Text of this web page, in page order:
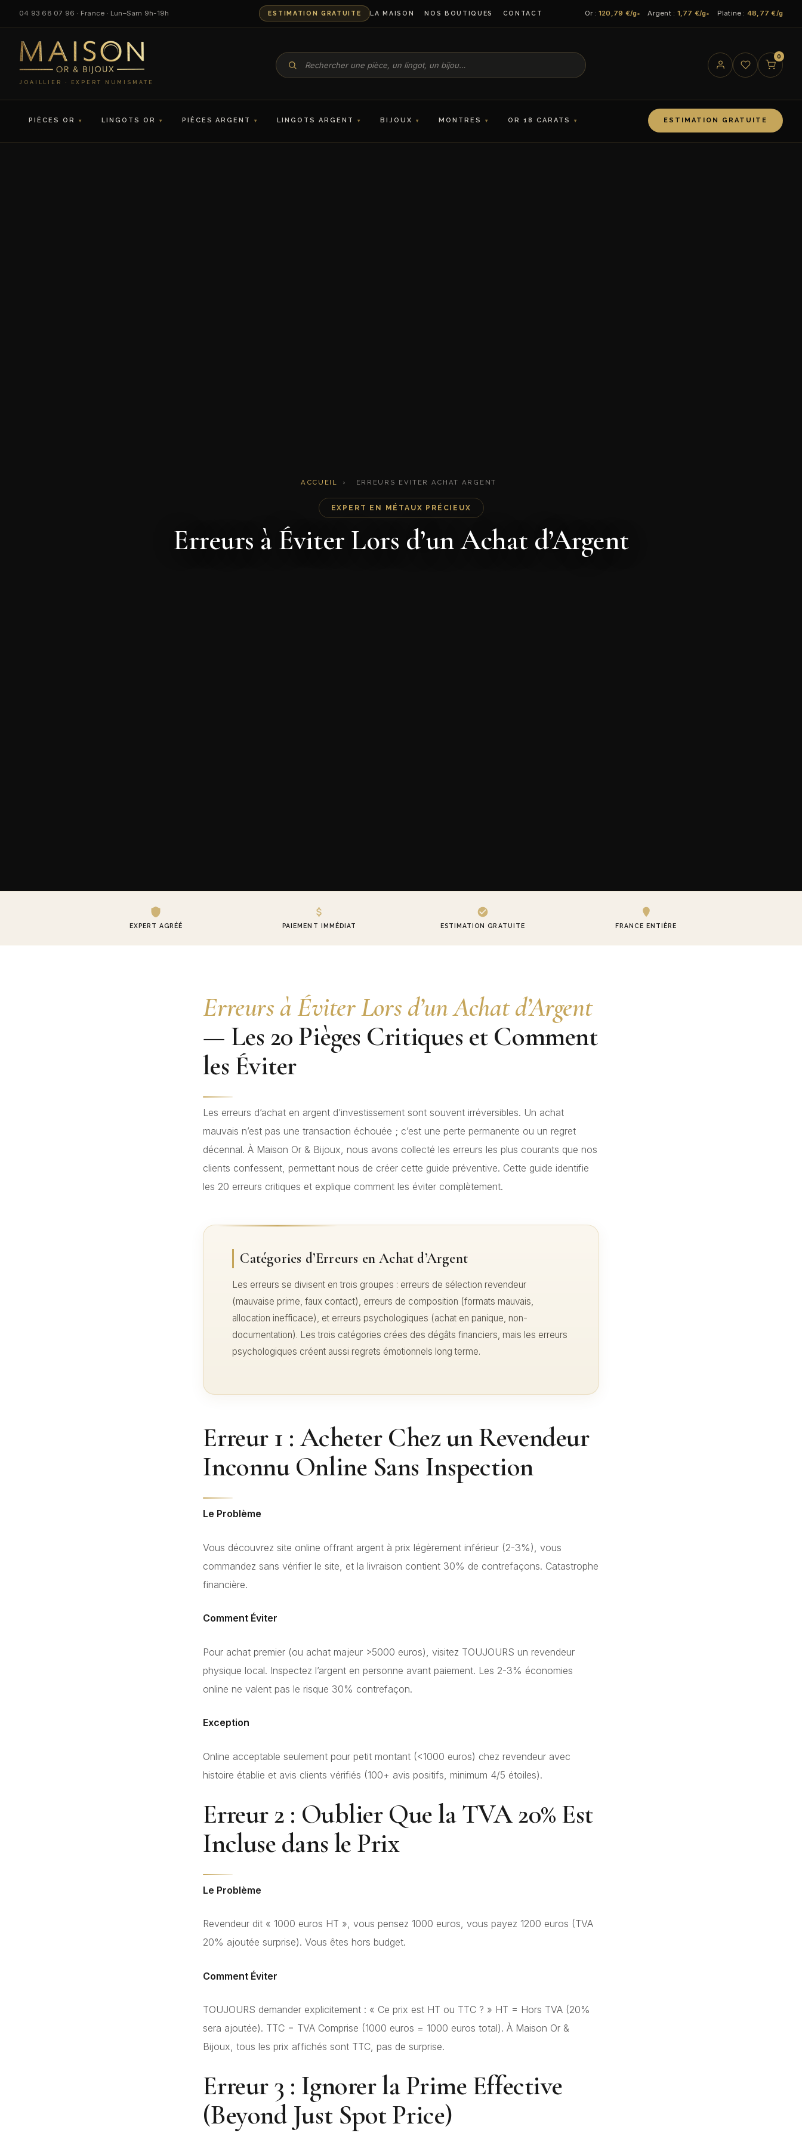
04 93 68 07 96 · France · Lun–Sam 9h-19h ESTIMATION GRATUITE LA MAISON NOS BOUTIQUES CONTACT Or : 120,79 €/g Argent : 1,77 €/g Platine : 48,77 €/g
JOAILLIER · EXPERT NUMISMATE
0
PIÈCES OR LINGOTS OR PIÈCES ARGENT LINGOTS ARGENT BIJOUX MONTRES OR 18 CARATS ESTIMATION GRATUITE
ACCUEIL › ERREURS EVITER ACHAT ARGENT
EXPERT EN MÉTAUX PRÉCIEUX
Erreurs à Éviter Lors d’un Achat d’Argent
EXPERT AGRÉÉ PAIEMENT IMMÉDIAT ESTIMATION GRATUITE FRANCE ENTIÈRE
Erreurs à Éviter Lors d’un Achat d’Argent
— Les 20 Pièges Critiques et Comment
les Éviter
Les erreurs d’achat en argent d’investissement sont souvent irréversibles. Un achat
mauvais n’est pas une transaction échouée ; c’est une perte permanente ou un regret
décennal. À Maison Or & Bijoux, nous avons collecté les erreurs les plus courants que nos
clients confessent, permettant nous de créer cette guide préventive. Cette guide identifie
les 20 erreurs critiques et explique comment les éviter complètement.
Catégories d’Erreurs en Achat d’Argent
Les erreurs se divisent en trois groupes : erreurs de sélection revendeur
(mauvaise prime, faux contact), erreurs de composition (formats mauvais,
allocation inefficace), et erreurs psychologiques (achat en panique, non-
documentation). Les trois catégories crées des dégâts financiers, mais les erreurs
psychologiques créent aussi regrets émotionnels long terme.
Erreur 1 : Acheter Chez un Revendeur
Inconnu Online Sans Inspection
Le Problème
Vous découvrez site online offrant argent à prix légèrement inférieur (2-3%), vous
commandez sans vérifier le site, et la livraison contient 30% de contrefaçons. Catastrophe
financière.
Comment Éviter
Pour achat premier (ou achat majeur >5000 euros), visitez TOUJOURS un revendeur
physique local. Inspectez l’argent en personne avant paiement. Les 2-3% économies
online ne valent pas le risque 30% contrefaçon.
Exception
Online acceptable seulement pour petit montant (<1000 euros) chez revendeur avec
histoire établie et avis clients vérifiés (100+ avis positifs, minimum 4/5 étoiles).
Erreur 2 : Oublier Que la TVA 20% Est
Incluse dans le Prix
Le Problème
Revendeur dit « 1000 euros HT », vous pensez 1000 euros, vous payez 1200 euros (TVA
20% ajoutée surprise). Vous êtes hors budget.
Comment Éviter
TOUJOURS demander explicitement : « Ce prix est HT ou TTC ? » HT = Hors TVA (20%
sera ajoutée). TTC = TVA Comprise (1000 euros = 1000 euros total). À Maison Or &
Bijoux, tous les prix affichés sont TTC, pas de surprise.
Erreur 3 : Ignorer la Prime Effective
(Beyond Just Spot Price)